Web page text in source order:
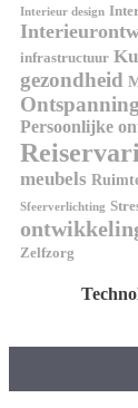
Interieur design
infrastructuur
gezondheid
Ontspanning
Persoonlijke
meubels
Sfeerverlichting
Zelfzorg